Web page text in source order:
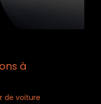
à
de voiture